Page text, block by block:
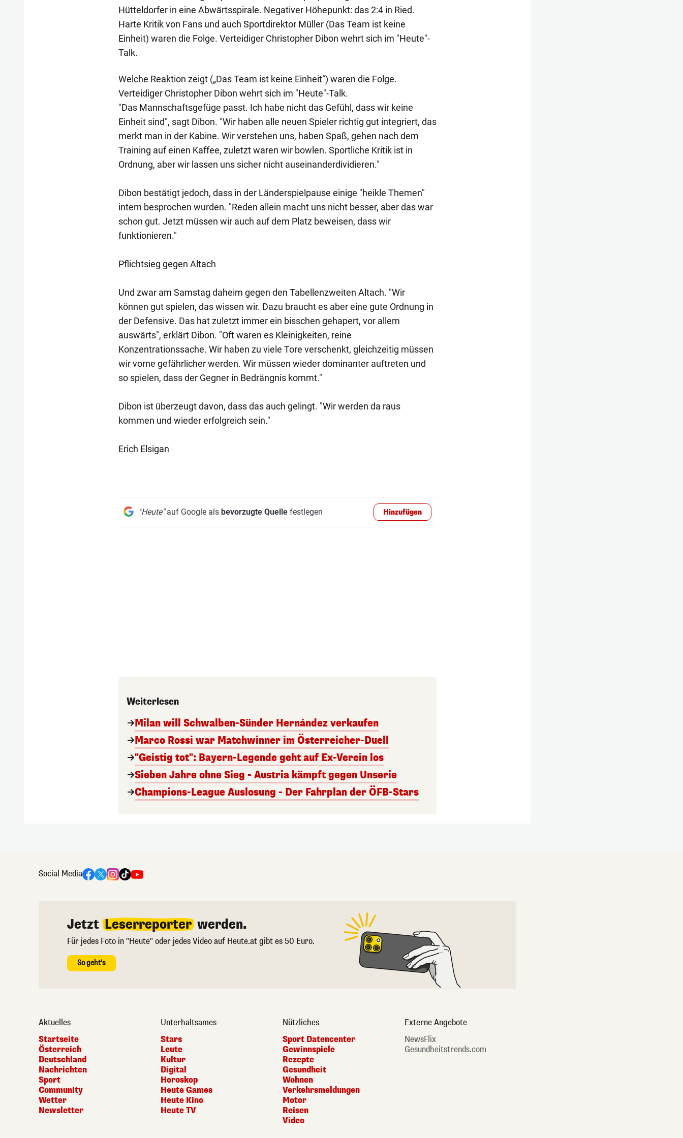
Hütteldorfer in eine Abwärtsspirale. Negativer Höhepunkt: das 2:4 in Ried.
Harte Kritik von Fans und auch Sportdirektor Müller (Das Team ist keine
Einheit) waren die Folge. Verteidiger Christopher Dibon wehrt sich im "Heute"-
Talk.
Welche Reaktion zeigt („Das Team ist keine Einheit“) waren die Folge.
Verteidiger Christopher Dibon wehrt sich im "Heute"-Talk.
"Das Mannschaftsgefüge passt. Ich habe nicht das Gefühl, dass wir keine
Einheit sind", sagt Dibon. "Wir haben alle neuen Spieler richtig gut integriert, das
merkt man in der Kabine. Wir verstehen uns, haben Spaß, gehen nach dem
Training auf einen Kaffee, zuletzt waren wir bowlen. Sportliche Kritik ist in
Ordnung, aber wir lassen uns sicher nicht auseinanderdividieren."
Dibon bestätigt jedoch, dass in der Länderspielpause einige "heikle Themen"
intern besprochen wurden. "Reden allein macht uns nicht besser, aber das war
schon gut. Jetzt müssen wir auch auf dem Platz beweisen, dass wir
funktionieren."
Pflichtsieg gegen Altach
Und zwar am Samstag daheim gegen den Tabellenzweiten Altach. "Wir
können gut spielen, das wissen wir. Dazu braucht es aber eine gute Ordnung in
der Defensive. Das hat zuletzt immer ein bisschen gehapert, vor allem
auswärts", erklärt Dibon. "Oft waren es Kleinigkeiten, reine
Konzentrationssache. Wir haben zu viele Tore verschenkt, gleichzeitig müssen
wir vorne gefährlicher werden. Wir müssen wieder dominanter auftreten und
so spielen, dass der Gegner in Bedrängnis kommt."
Dibon ist überzeugt davon, dass das auch gelingt. "Wir werden da raus
kommen und wieder erfolgreich sein."
Erich Elsigan
"Heute"auf Google als bevorzugte Quellefestlegen Hinzufügen
Weiterlesen
Milan will Schwalben-Sünder Hernández verkaufen
Marco Rossi war Matchwinner im Österreicher-Duell
"Geistig tot": Bayern-Legende geht auf Ex-Verein los
Sieben Jahre ohne Sieg - Austria kämpft gegen Unserie
Champions-League Auslosung - Der Fahrplan der ÖFB-Stars
Social Media
Jetzt Leserreporter werden.
Für jedes Foto in "Heute" oder jedes Video auf Heute.at gibt es 50 Euro.
So geht's
Aktuelles
Startseite
Österreich
Deutschland
Nachrichten
Sport
Community
Wetter
Newsletter
Unterhaltsames
Stars
Leute
Kultur
Digital
Horoskop
Heute Games
Heute Kino
Heute TV
Nützliches
Sport Datencenter
Gewinnspiele
Rezepte
Gesundheit
Wohnen
Verkehrsmeldungen
Motor
Reisen
Video
Externe Angebote
NewsFlix
Gesundheitstrends.com